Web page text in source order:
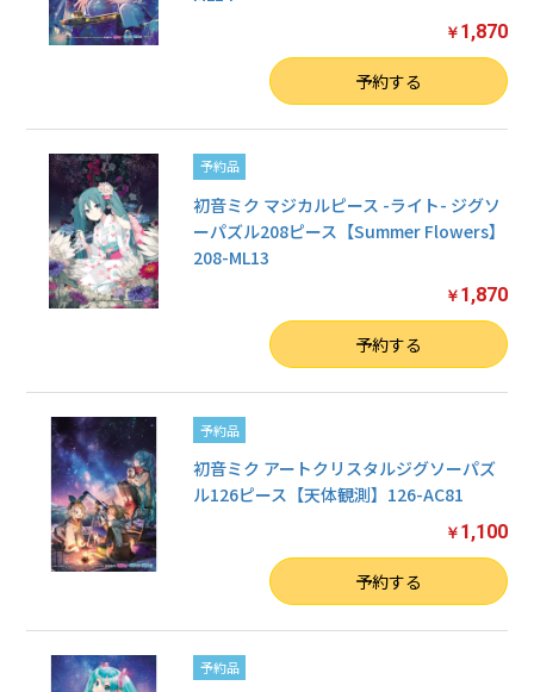
￥ 1,870
予約する
予約品
初音ミク マジカルピース -ライト- ジグソ
ーパズル208ピース【Summer Flowers】
208-ML13
￥ 1,870
予約する
予約品
初音ミク アートクリスタルジグソーパズ
ル126ピース【天体観測】126-AC81
￥ 1,100
予約する
予約品